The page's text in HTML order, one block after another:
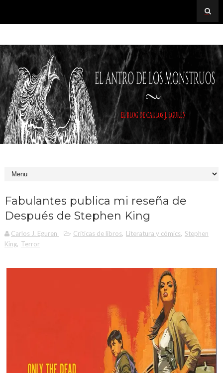
Fabulantes publica mi reseña de
Después de Stephen King
Carlos J. Eguren Críticas de libros, Literatura y cómics, Stephen
King, Terror